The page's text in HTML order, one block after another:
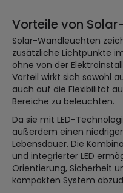
Vorteile von
Solar-Wandleuchten
zusätzliche Lichtpunkte
ohne von der
Vorteil wirkt sich sowohl
auch auf die Flexibilität
Bereiche zu beleuchten.
Da sie mit LED-
außerdem einen
Lebensdauer. Die
und integrierter LED
Orientierung, Sicherheit
kompakten System